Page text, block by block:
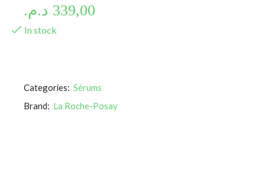
339,00 د.م.
In stock
Categories: Sérums
Brand: La Roche-Posay